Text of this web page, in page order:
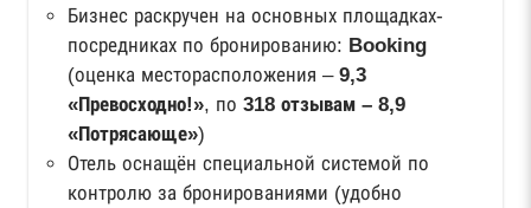
Бизнес раскручен на основных площадках-
посредниках по бронированию: Booking
(оценка месторасположения – 9,3
«Превосходно!», по 318 отзывам – 8,9
«Потрясающе»)
Отель оснащён специальной системой по
контролю за бронированиями (удобно